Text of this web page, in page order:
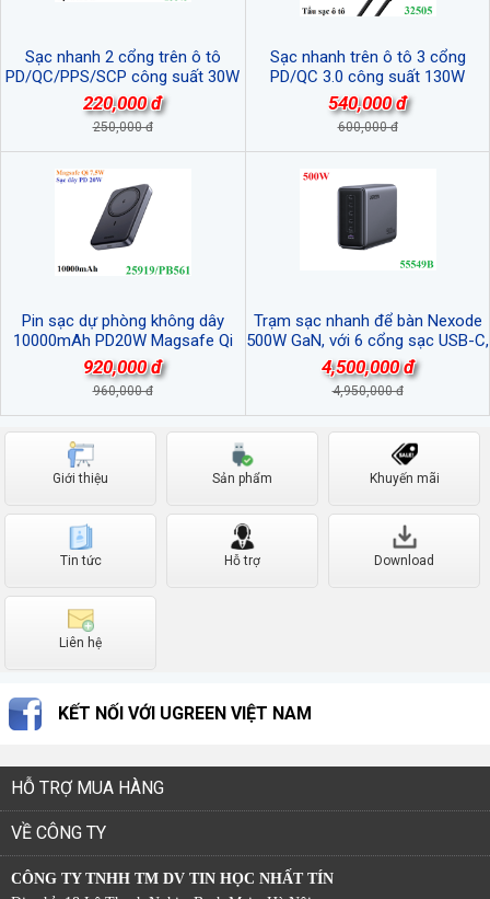
Sạc nhanh 2 cổng trên ô tô
PD/QC/PPS/SCP công suất 30W
Ugreen 25845 cao cấp
220,000 đ
250,000 đ
Sạc nhanh trên ô tô 3 cổng
PD/QC 3.0 công suất 130W
Ugreen 35025 cao cấp
540,000 đ
600,000 đ
Pin sạc dự phòng không dây
10000mAh PD20W Magsafe Qi
7,5W Ugreen 25919/PB561 cao
cấp
920,000 đ
960,000 đ
Trạm sạc nhanh để bàn Nexode
500W GaN, với 6 cổng sạc USB-C,
USB-A Ugreen 55549B cao cấp
4,500,000 đ
4,950,000 đ
Giới thiệu Sản phẩm Khuyến mãi
Tin tức Hỗ trợ Download
Liên hệ
KẾT NỐI VỚI UGREEN VIỆT NAM
HỖ TRỢ MUA HÀNG
VỀ CÔNG TY
CÔNG TY TNHH TM DV TIN HỌC NHẤT TÍN